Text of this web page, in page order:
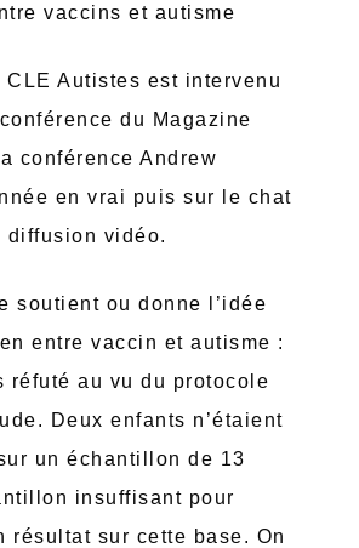
vaccins et autisme
CLE Autistes est intervenu
du Magazine
conférence Andrew
en vrai puis sur le chat
diffusion vidéo.
soutient ou donne l’idée
entre vaccin et autisme :
réfuté au vu du protocole
Deux enfants n’étaient
un échantillon de 13
insuffisant pour
résultat sur cette base. On